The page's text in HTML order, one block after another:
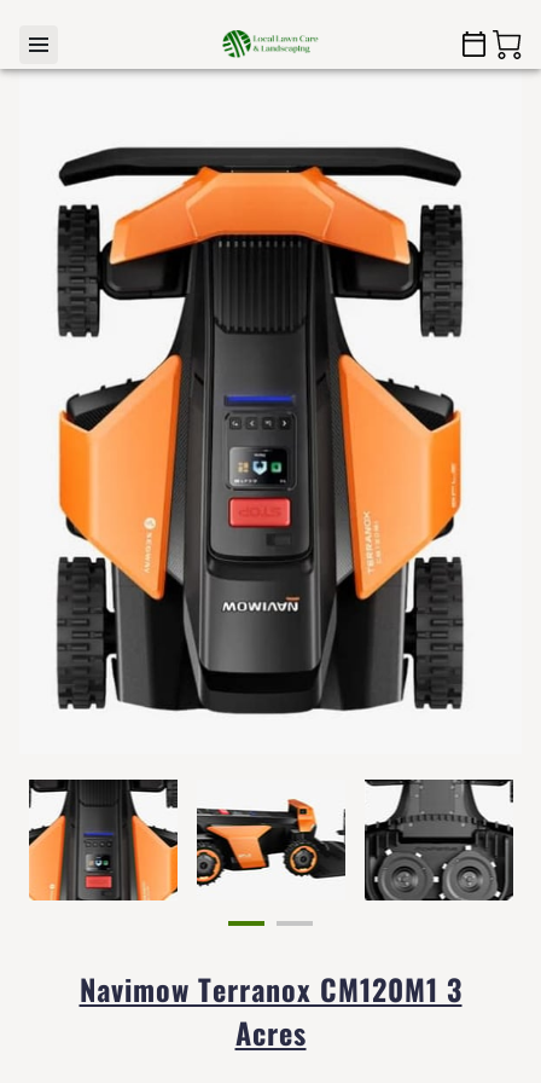
Navimow Terranox CM120M1 3
Acres